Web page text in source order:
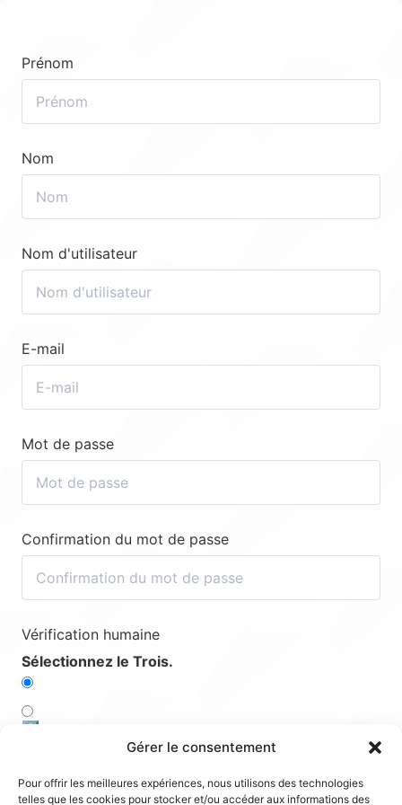
Gérer le consentement
Pour offrir les meilleures expériences, nous utilisons des technologies
telles que les cookies pour stocker et/ou accéder aux informations des
Prénom
Nom
Nom d'utilisateur
E-mail
Mot de passe
Confirmation du mot de passe
Vérification humaine
Sélectionnez le Trois.
3️⃣